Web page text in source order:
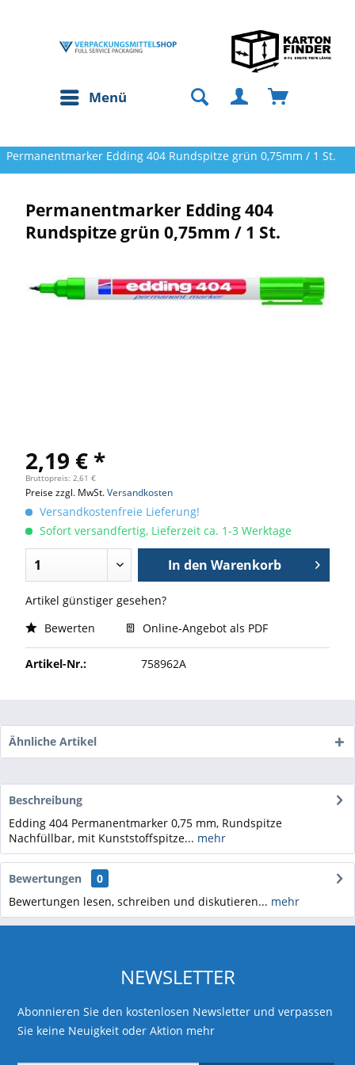
Menü
Permanentmarker Edding 404 Rundspitze grün 0,75mm / 1 St.
Permanentmarker Edding 404
Rundspitze grün 0,75mm / 1 St.
2,19 € *
Bruttopreis: 2,61 €
Preise zzgl. MwSt.Versandkosten
Versandkostenfreie Lieferung!
Sofort versandfertig, Lieferzeit ca. 1-3 Werktage
In den Warenkorb
Artikel günstiger gesehen?
Bewerten
Online-Angebot als PDF
Artikel-Nr.: 758962A
Ähnliche Artikel
Beschreibung
Edding 404 Permanentmarker 0,75 mm, Rundspitze
Nachfüllbar, mit Kunststoffspitze... mehr
Bewertungen
0
Bewertungen lesen, schreiben und diskutieren... mehr
NEWSLETTER
Abonnieren Sie den kostenlosen Newsletter und verpassen
Sie keine Neuigkeit oder Aktion mehr